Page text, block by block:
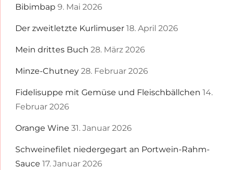
Bibimbap 9. Mai 2026
Der zweitletzte Kurlimuser 18. April 2026
Mein drittes Buch 28. März 2026
Minze-Chutney 28. Februar 2026
Fidelisuppe mit Gemüse und Fleischbällchen 14.
Februar 2026
Orange Wine 31. Januar 2026
Schweinefilet niedergegart an Portwein-Rahm-
Sauce 17. Januar 2026